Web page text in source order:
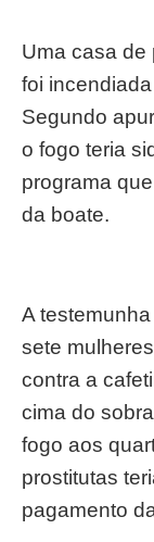
Uma casa de
foi
Segundo
o fogo teria
programa
da boate.
A
sete
contra a
cima do
fogo aos
prostitutas
pagamento